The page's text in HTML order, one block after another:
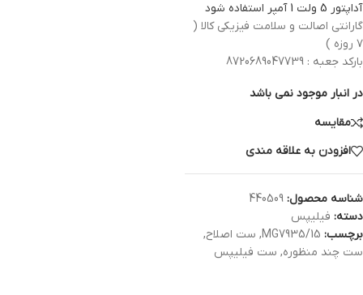
آداپتور 5 ولت 1 آمپر استفاده شود
گارانتی اصالت و سلامت فیزیکی کالا (
۷ روزه )
بارکد جعبه : 8720689047739
در انبار موجود نمی باشد
مقایسه
افزودن به علاقه مندی
شناسه محصول: 440509
دسته: فیلیپس
برچسب: MG7935/15
, ست اصلاح,
ست چند منظوره, ست فیلیپس